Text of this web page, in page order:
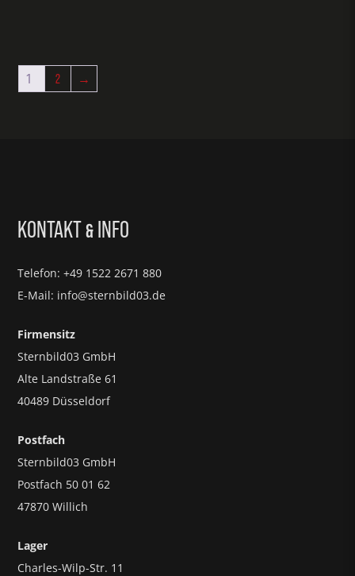
1 2 →
KONTAKT& INFO
Telefon: +49 1522 2671 880
E-Mail: info@sternbild03.de
Firmensitz
Sternbild03 GmbH
Alte Landstraße 61
40489 Düsseldorf
Postfach
Sternbild03 GmbH
Postfach 50 01 62
47870 Willich
Lager
Charles-Wilp-Str. 11